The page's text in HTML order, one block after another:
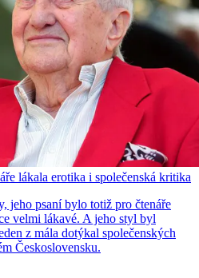
lákala erotika i společenská kritika
jeho psaní bylo totiž pro čtenáře
velmi lákavé. A jeho styl byl
z mála dotýkal společenských
Československu.